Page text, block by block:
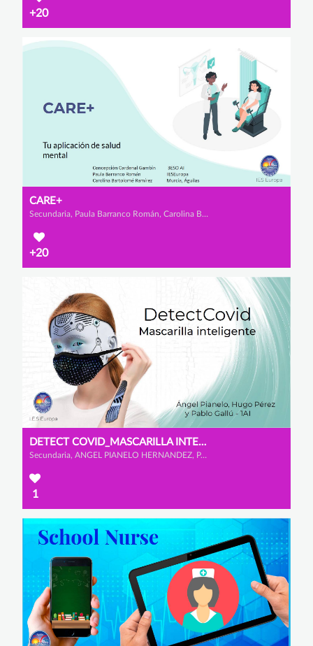
+20
CARE+
Secundaria, Paula Barranco Román, Carolina Bartolomé Ramírez y Concepción Cardenal Gambin
+20
DETECT COVID_MASCARILLA INTELIGENTE
Secundaria, ANGEL PIANELO HERNANDEZ, PABLO GALLU GARCIA y HUGO PEREZ ASENSIO
1